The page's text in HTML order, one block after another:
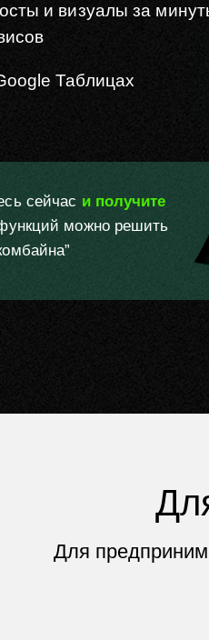
и визуалы за
Таблицах
сейчас и получите
можно решить
Для